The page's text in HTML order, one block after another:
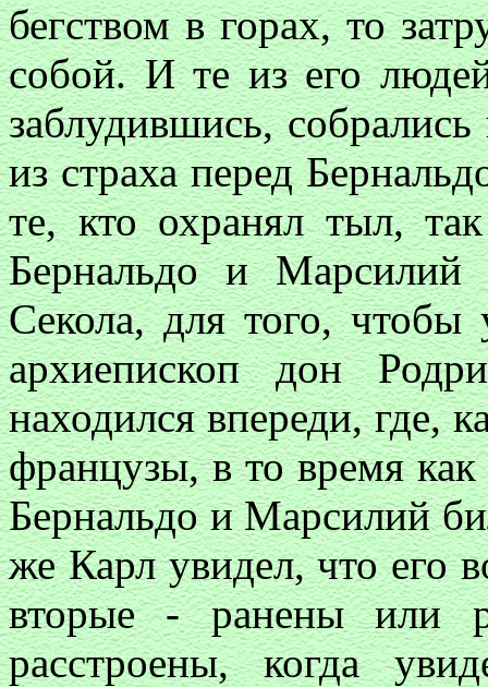
бегством в горах, то
собой. И те из его
заблудившись,
из страха перед
те, кто охранял тыл,
Бернальдо и Марсилий
Секола, для того,
архиепископ дон
находился впереди, где,
французы, в то время
Бернальдо и Марсилий
же Карл увидел, что его
вторые-ранены или
расстроены, когда